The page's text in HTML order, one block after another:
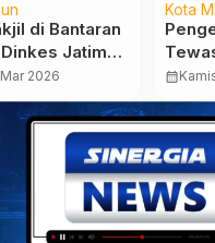
di Bantaran
Jatim
Makanan
Penjualan
2026
Kota
dan
Dump
calendar_month